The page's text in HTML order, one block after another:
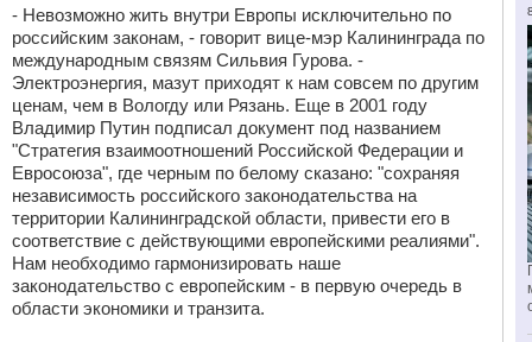
- Невозможно жить внутри Европы исключительно по
российским законам, - говорит вице-мэр Калининграда по
международным связям Сильвия Гурова. -
Электроэнергия, мазут приходят к нам совсем по другим
ценам, чем в Вологду или Рязань. Еще в 2001 году
Владимир Путин подписал документ под названием
"Стратегия взаимоотношений Российской Федерации и
Евросоюза", где черным по белому сказано: "сохраняя
независимость российского законодательства на
территории Калининградской области, привести его в
соответствие с действующими европейскими реалиями".
Нам необходимо гармонизировать наше
законодательство с европейским - в первую очередь в
области экономики и транзита.